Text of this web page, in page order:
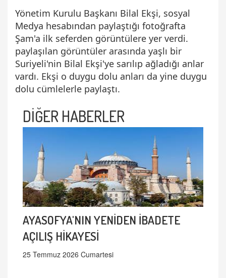
Yönetim Kurulu Başkanı Bilal Ekşi, sosyal
Medya hesabından paylaştığı fotoğrafta
Şam'a ilk seferden görüntülere yer verdi.
paylaşılan görüntüler arasında yaşlı bir
Suriyeli'nin Bilal Ekşi'ye sarılıp ağladığı anlar
vardı. Ekşi o duygu dolu anları da yine duygu
dolu cümlelerle paylaştı.
DİĞER HABERLER
AYASOFYA'NIN YENİDEN İBADETE
AÇILIŞ HİKAYESİ
25 Temmuz 2026 Cumartesi